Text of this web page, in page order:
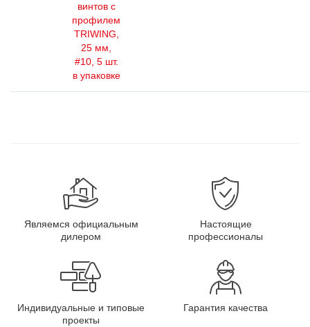
винтов с
профилем
TRIWING,
25 мм,
#10, 5 шт.
в упаковке
Являемся официальным
дилером
Настоящие
профессионалы
Индивидуальные и типовые
проекты
Гарантия качества